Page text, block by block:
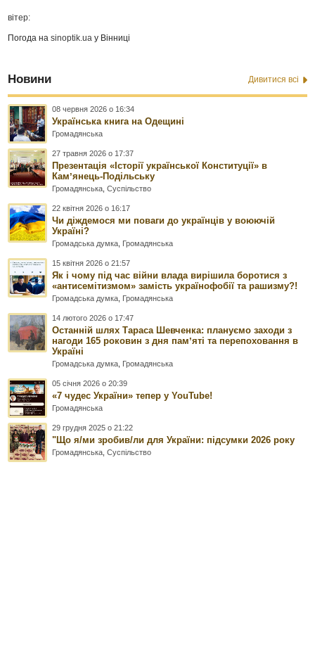
вітер:
Погода наsinoptik.ua у Вінниці
Новини Дивитися всі
08 червня 2026 о 16:34
Українська книга на Одещині
Громадянська
27 травня 2026 о 17:37
Презентація «Історії української Конституції» в
Камʼянець-Подільську
Громадянська ,Суспільство
22 квітня 2026 о 16:17
Чи діждемося ми поваги до українців у воюючій
Україні?
Громадська думка Громадянська
15 квітня 2026 о 21:57
Як і чому під час війни влада вирішила боротися з
«антисемітизмом» замість українофобії та рашизму?!
Громадська думка Громадянська
14 лютого 2026 о 17:47
Останній шлях Тараса Шевченка: плануємо заходи з
нагоди 165 роковин з дня памʼяті та перепоховання в
Україні
Громадська думка Громадянська
05 січня 2026 о 20:39
«7 чудес України» тепер у YouTube!
Громадянська
29 грудня 2025 о 21:22
"Що я/ми зробив/ли для України: підсумки 2026 року
Громадянська ,Суспільство